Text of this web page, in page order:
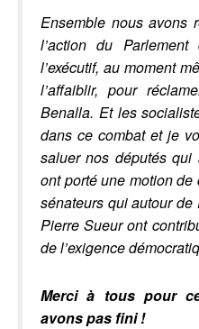
Ensemble nous avons
l’action du
l’exécutif, au moment
l’affaiblir, pour
Benalla. Et les
dans ce combat et je
saluer nos députés
ont porté une motion
sénateurs qui autour
Pierre Sueur ont
de l’exigence
Merci à tous pour
avons pas fini !